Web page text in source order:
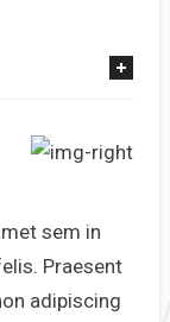
sem in
Praesent
adipiscing